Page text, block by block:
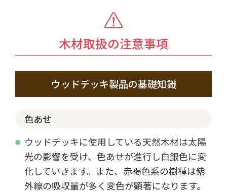
木材取扱の注意事項
ウッドデッキ製品の基礎知識
色あせ
ウッドデッキに使用している天然木材は太陽
光の影響を受け、色あせが進行し白銀色に変
化していきます。また、赤褐色系の樹種は紫
外線の吸収量が多く変色が顕著になります。